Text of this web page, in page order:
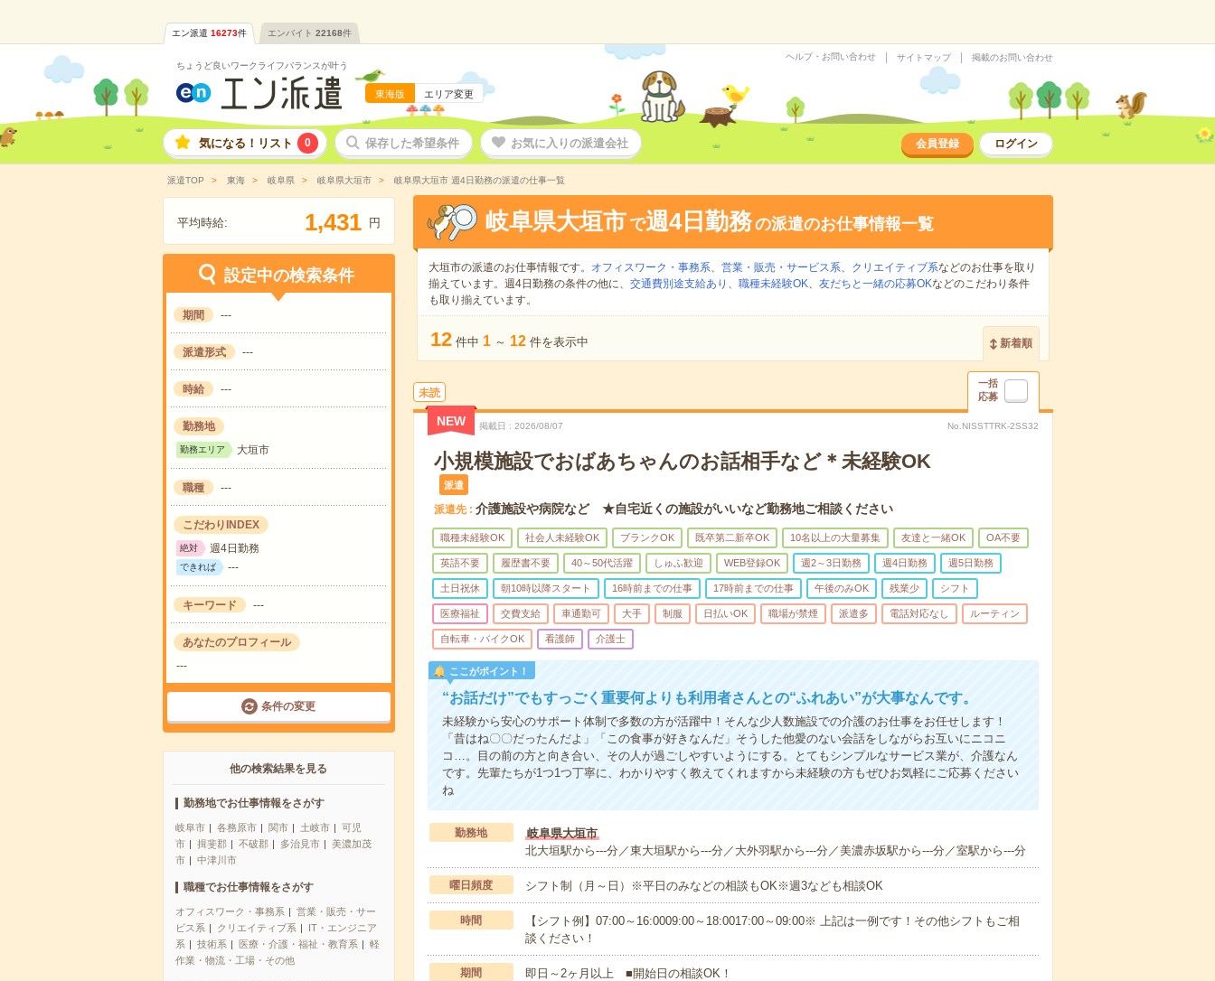
エン派遣 16273件 エンバイト 22168件
ちょうど良いワークライフバランスが叶う
東海版 エリア変更
ヘルプ・お問い合わせ サイトマップ 掲載のお問い合わせ
気になる！リスト 0 保存した希望条件 お気に入りの派遣会社 会員登録 ログイン
派遣TOP 東海 岐阜県 岐阜県大垣市 岐阜県大垣市 週4日勤務の派遣の仕事一覧
平均時給: 1,431 円
設定中の検索条件
期間 ---
派遣形式 ---
時給 ---
勤務地
勤務エリア 大垣市
職種 ---
こだわりINDEX
絶対 週4日勤務
できれば ---
キーワード ---
あなたのプロフィール
---
条件の変更
他の検索結果を見る
勤務地でお仕事情報をさがす
岐阜市 各務原市 関市 土岐市
可児
市
揖斐郡 不破郡 多治見市
美濃加茂
市
中津川市
職種でお仕事情報をさがす
オフィスワーク・事務系
営業・販売・サー
ビス系
クリエイティブ系
IT・エンジニア
系
技術系 医療・介護・福祉・教育系
軽
作業・物流・工場・その他
岐阜県大垣市 で週4日勤務の派遣のお仕事情報一覧
大垣市の派遣のお仕事情報です。 オフィスワーク・事務系、 営業・販売・サービス系、 クリエイティブ系などのお仕事を取り
揃えています。週4日勤務の条件の他に、 交通費別途支給あり 、 職種未経験OK、 友だちと一緒の応募OKなどのこだわり条件
も取り揃えています。
12 件中 1 ～ 12 件を表示中 新着順
未読
一括
応募
NEW 掲載日 2026/08/07 No.NISSTTRK-2SS32
小規模施設でおばあちゃんのお話相手など＊未経験OK
派遣
派遣先 介護施設や病院など ★自宅近くの施設がいいなど勤務地ご相談ください
職種未経験OK 社会人未経験OK ブランクOK 既卒第二新卒OK 10名以上の大量募集 友達と一緒OK OA不要
英語不要 履歴書不要 40～50代活躍 しゅふ歓迎 WEB登録OK 週2～3日勤務 週4日勤務 週5日勤務
土日祝休 朝10時以降スタート 16時前までの仕事 17時前までの仕事 午後のみOK 残業少 シフト
医療福祉 交費支給 車通勤可 大手 制服 日払いOK 職場が禁煙 派遣多 電話対応なし ルーティン
自転車・バイクOK 看護師 介護士
ここがポイント！
“お話だけ”でもすっごく重要何よりも利用者さんとの“ふれあい”が大事なんです。
未経験から安心のサポート体制で多数の方が活躍中！そんな少人数施設での介護のお仕事をお任せします！
「昔はね〇〇だったんだよ」「この食事が好きなんだ」そうした他愛のない会話をしながらお互いにニコニ
コ…。目の前の方と向き合い、その人が過ごしやすいようにする。とてもシンプルなサービス業が、介護なん
です。先輩たちが1つ1つ丁寧に、わかりやすく教えてくれますから未経験の方もぜひお気軽にご応募ください
ね
勤務地
岐阜県大垣市
北大垣駅から---分／東大垣駅から---分／大外羽駅から---分／美濃赤坂駅から---分／室駅から---分
曜日頻度 シフト制（月～日）※平日のみなどの相談もOK※週3なども相談OK
時間
【シフト例】07:00～16:0009:00～18:0017:00～09:00※ 上記は一例です！その他シフトもご相
談ください！
期間 即日～2ヶ月以上 ■開始日の相談OK！